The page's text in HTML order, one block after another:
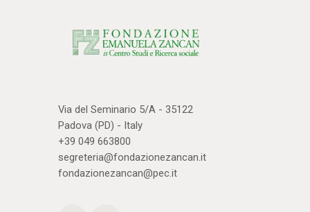
Via del Seminario 5/A - 35122
Padova (PD) - Italy
+39 049 663800
segreteria@fondazionezancan.it
fondazionezancan@pec.it